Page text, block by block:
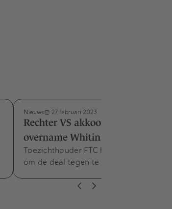
Nieuws 27 februari 2023
Rechter VS akkoord met
overname Whitin door Meta
Toezichthouder FTC heeft geprobeerd
om de deal tegen te houden.